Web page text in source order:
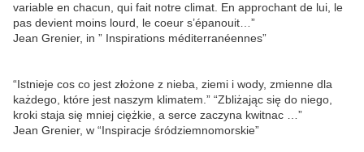
variable en chacun, qui fait notre climat. En approchant de lui, le
pas devient moins lourd, le coeur s’épanouit…”
Jean Grenier, in ” Inspirations méditerranéennes”
“Istnieje cos co jest złożone z nieba, ziemi i wody, zmienne dla
każdego, które jest naszym klimatem.” “Zbliżając się do niego,
kroki staja się mniej ciężkie, a serce zaczyna kwitnac …”
Jean Grenier, w “Inspiracje śródziemnomorskie”